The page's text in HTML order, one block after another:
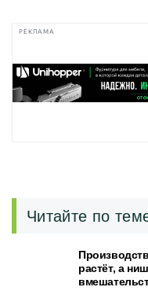
РЕКЛАМА
Читайте по
растёт, а